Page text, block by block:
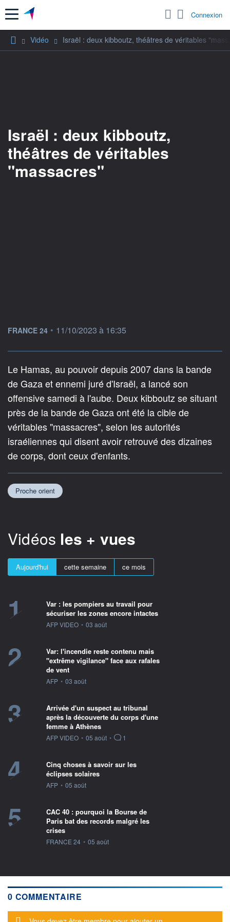
Menu Connexion
Vidéo Israël : deux kibboutz, théâtres de véritables
Israël : deux kibboutz,
théâtres de véritables
"massacres"
information fournie par
FRANCE 24 • 11/10/2023 à 16:35
Le Hamas, au pouvoir depuis 2007 dans la bande
de Gaza et ennemi juré d'Israël, a lancé son
offensive samedi à l'aube. Deux kibboutz se situant
près de la bande de Gaza ont été la cible de
véritables "massacres", selon les autorités
israéliennes qui disent avoir retrouvé des dizaines
de corps, dont ceux d'enfants.
Proche orient
Vidéos les + vues
Aujourd'hui cette semaine ce mois
1
Var : les pompiers au travail pour
sécuriser les zones encore intactes
information fournie par
AFP VIDEO • 03 août
2
Var: l'incendie reste contenu mais
"extrême vigilance" face aux rafales
de vent
information fournie par
AFP • 03 août
3
Arrivée d'un suspect au tribunal
après la découverte du corps d'une
femme à Athènes
information fournie par
AFP VIDEO • 05 août • 1
4
Cinq choses à savoir sur les
éclipses solaires
information fournie par
AFP • 05 août
5
CAC 40 : pourquoi la Bourse de
Paris bat des records malgré les
crises
information fournie par
FRANCE 24 • 05 août
0 COMMENTAIRE